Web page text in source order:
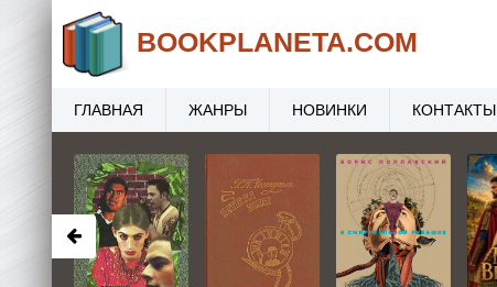
BOOKPLANETA.COM
ГЛАВНАЯ ЖАНРЫ НОВИНКИ КОНТАКТЫ